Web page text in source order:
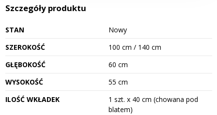
Szczegóły produktu
STAN
Nowy
SZEROKOŚĆ
100 cm / 140 cm
GŁĘBOKOŚĆ
60 cm
WYSOKOŚĆ
55 cm
ILOŚĆ WKŁADEK
1 szt. x 40 cm (chowana pod
blatem)